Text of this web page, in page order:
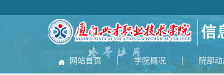
网站首页 学院概况 院部